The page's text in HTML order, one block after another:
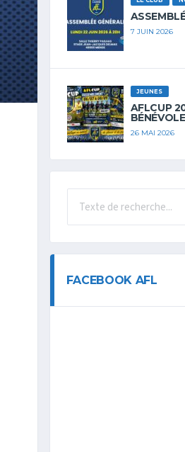
7 JUIN 2026
JEUNES
AFLCUP
26 MAI 2026
FACEBOOK AFL